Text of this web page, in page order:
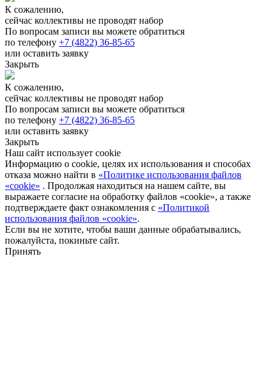
К сожалению,
сейчас коллективы не проводят набор
По вопросам записи вы можете обратиться
по телефону +7 (4822) 36-85-65
или оставить заявку
Закрыть
К сожалению,
сейчас коллективы не проводят набор
По вопросам записи вы можете обратиться
по телефону +7 (4822) 36-85-65
или оставить заявку
Закрыть
Наш сайт использует cookie
Информацию о cookie, целях их использования и способах
отказа можно найти в «Политике использования файлов
«cookie» . Продолжая находиться на нашем сайте, вы
выражаете согласие на обработку файлов «cookie», а также
подтверждаете факт ознакомления с «Политикой
использования файлов «cookie».
Если вы не хотите, чтобы ваши данные обрабатывались,
пожалуйста, покиньте сайт.
Принять